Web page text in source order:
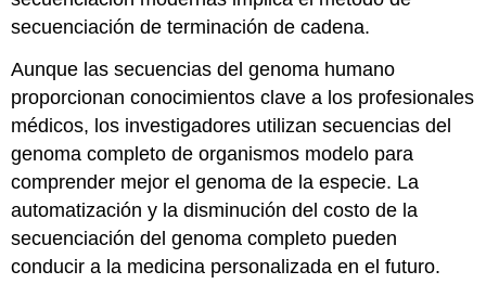
secuenciación de terminación de cadena.
Aunque las secuencias del genoma humano
proporcionan conocimientos clave a los profesionales
médicos, los investigadores utilizan secuencias del
genoma completo de organismos modelo para
comprender mejor el genoma de la especie. La
automatización y la disminución del costo de la
secuenciación del genoma completo pueden
conducir a la medicina personalizada en el futuro.